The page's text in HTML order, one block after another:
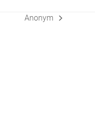
Nächster
Anonym